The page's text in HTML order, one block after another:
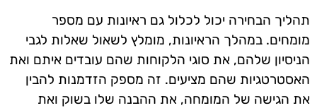
תהליך הבחירה יכול לכלול גם ראיונות עם מספר
מומחים. במהלך הראיונות, מומלץ לשאול שאלות לגבי
הניסיון שלהם, את סוגי הלקוחות שהם עובדים איתם ואת
האסטרטגיות שהם מציעים. זה מספק הזדמנות להבין
את הגישה של המומחה, את ההבנה שלו בשוק ואת